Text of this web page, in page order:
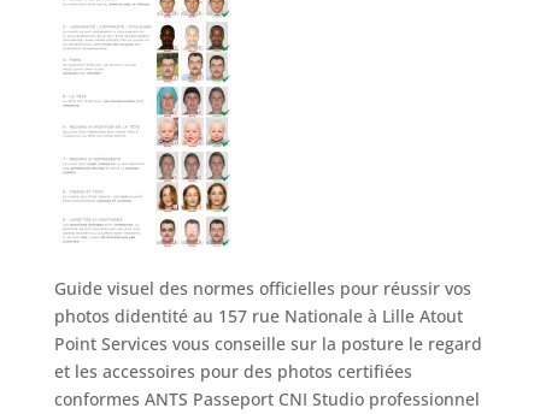
Guide visuel des normes officielles pour réussir vos
photos didentité au 157 rue Nationale à Lille Atout
Point Services vous conseille sur la posture le regard
et les accessoires pour des photos certifiées
conformes ANTS Passeport CNI Studio professionnel